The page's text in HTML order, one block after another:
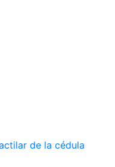
de la cédula